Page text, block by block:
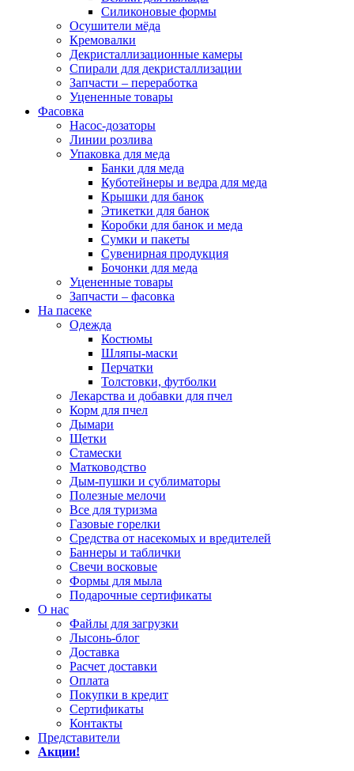
Силиконовые формы
Осушители мёда
Кремовалки
Декристаллизационные камеры
Спирали для декристаллизации
Запчасти – переработка
Уцененные товары
Фасовка
Насос-дозаторы
Линии розлива
Упаковка для меда
Банки для меда
Куботейнеры и ведра для меда
Крышки для банок
Этикетки для банок
Коробки для банок и меда
Сумки и пакеты
Сувенирная продукция
Бочонки для меда
Уцененные товары
Запчасти – фасовка
На пасеке
Одежда
Костюмы
Шляпы-маски
Перчатки
Толстовки, футболки
Лекарства и добавки для пчел
Корм для пчел
Дымари
Щетки
Стамески
Матководство
Дым-пушки и сублиматоры
Полезные мелочи
Все для туризма
Газовые горелки
Средства от насекомых и вредителей
Баннеры и таблички
Свечи восковые
Формы для мыла
Подарочные сертификаты
О нас
Файлы для загрузки
Лысонь-блог
Доставка
Расчет доставки
Оплата
Покупки в кредит
Сертификаты
Контакты
Представители
Акции!